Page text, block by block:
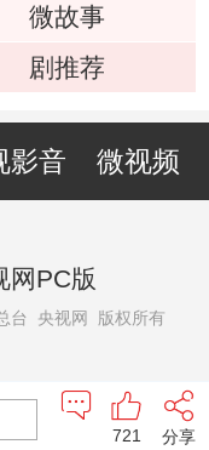
微故事
剧推荐
影音 微视频
网PC版
台 央视网 版权所有
分享
721